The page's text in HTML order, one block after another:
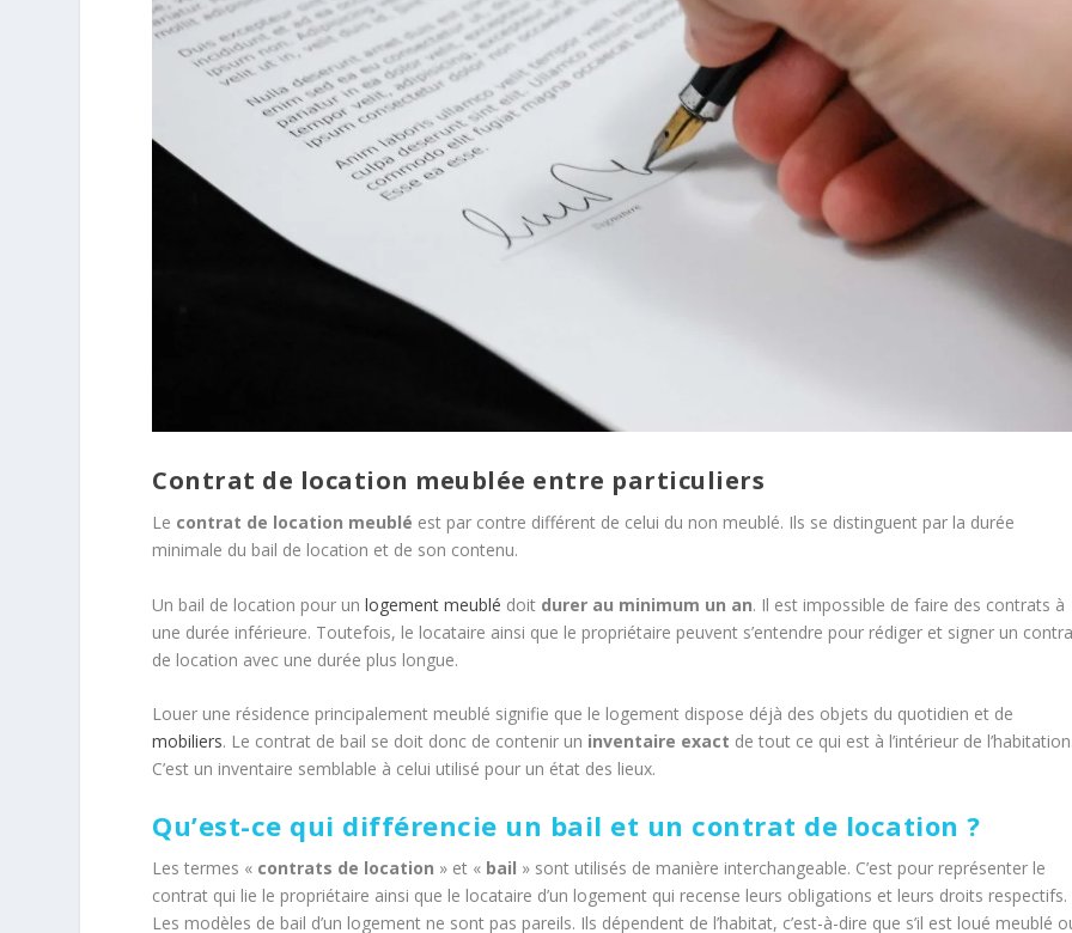
Contrat de location meublée entre particuliers
Le contrat de location meublé est par contre différent de celui du non meublé. Ils se distinguent par la durée
minimale du bail de location et de son contenu.
Un bail de location pour unlogement meublé doit durer au minimum un an. Il est impossible de faire des contrats à
une durée inférieure. Toutefois, le locataire ainsi que le propriétaire peuvent s’entendre pour rédiger et signer un
de location avec une durée plus longue.
Louer une résidence principalement meublé signifie que le logement dispose déjà des objets du quotidien et de
mobiliers. Le contrat de bail se doit donc de contenir un inventaire exact de tout ce qui est à l’intérieur de
C’est un inventaire semblable à celui utilisé pour un état des lieux.
Qu’est-ce qui différencie un bail et un contrat de location ?
Les termes « contrats de location » et « bail » sont utilisés de manière interchangeable. C’est pour représenter le
contrat qui lie le propriétaire ainsi que le locataire d’un logement qui recense leurs obligations et leurs droits respectifs.
Les modèles de bail d’un logement ne sont pas pareils. Ils dépendent de l’habitat, c’est-à-dire que s’il est loué meublé